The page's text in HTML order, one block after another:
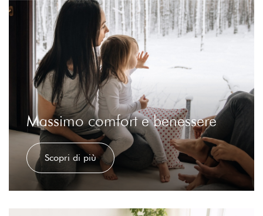
Massimo comfort e benessere
Scopri di più